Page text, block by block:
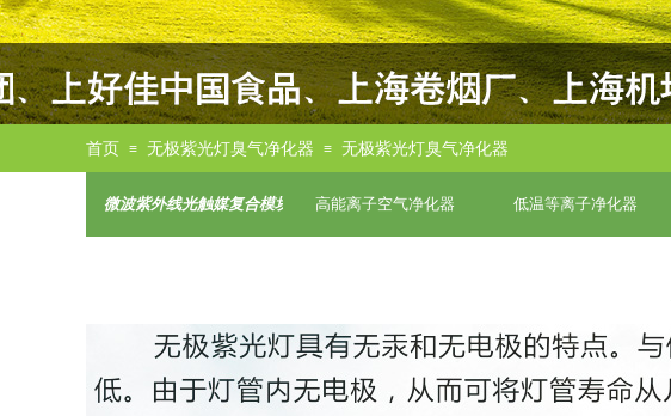
首页 ≡ 无极紫光灯臭气净化器 ≡ 无极紫光灯臭气净化器
微波紫外线光触媒复合模块 高能离子空气净化器 低温等离子净化器